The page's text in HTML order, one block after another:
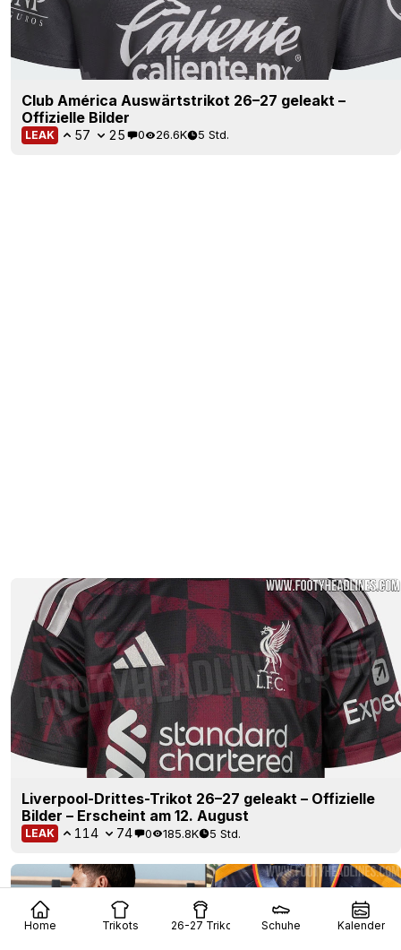
Home Trikots 26-27 Trikots Schuhe Kalender
Club América Auswärtstrikot 26–27 geleakt –
Offizielle Bilder
LEAK 57 25 0 26.6K 5 Std.
Liverpool-Drittes-Trikot 26–27 geleakt – Offizielle
Bilder – Erscheint am 12. August
LEAK 114 74 0 185.8K 5 Std.